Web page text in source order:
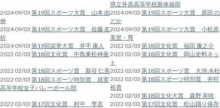
県立井原高等学校新体操部
2024 09/03 第19回スポーツ大賞 山本 由
伸
2024 09/03 第19回スポーツ大賞 原田 の
どか
2024 09/03 第19回スポーツ大賞 佐藤 友
祈
2024 09/03 第19回スポーツ大賞 小松原
美里・尊
2024 09/03 第19回栄誉大賞 井手 康人 2022 02/03 第18回文化賞 福田 廉之介
2022 02/03 第18回文化賞 中島東松神座2022 02/03 第18回文化賞 岡山史料ネッ
ト
2022 02/03 第18回スポーツ賞 新谷 仁美2022 02/03 第18回スポーツ賞 大池 水杜
2022 02/03 第18回スポーツ特別賞 就実
高等学校女子バレーボール部
2022 02/03 第18回スポーツ特別賞 井狩
裕貴
2022 02/03 第18回文化大賞 森野 美咲
2022 02/03 第17回文化賞 村中 李衣 2022 02/03 第17回文化賞 松山踊り保存